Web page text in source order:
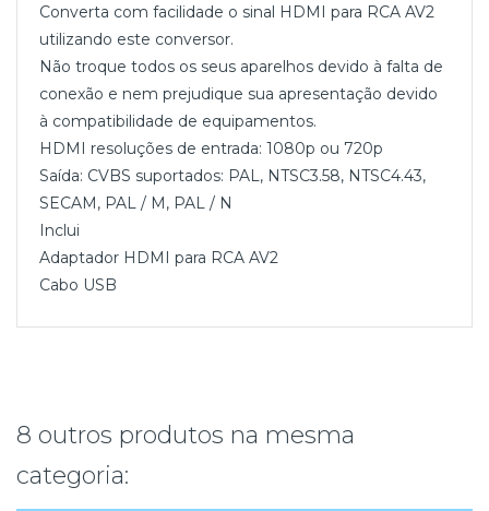
Converta com facilidade o sinal HDMI para RCA AV2
utilizando este conversor.
Não troque todos os seus aparelhos devido à falta de
conexão e nem prejudique sua apresentação devido
à compatibilidade de equipamentos.
HDMI resoluções de entrada: 1080p ou 720p
Saída: CVBS suportados: PAL, NTSC3.58, NTSC4.43,
SECAM, PAL / M, PAL / N
Inclui
Adaptador HDMI para RCA AV2
Cabo USB
8 outros produtos na mesma
categoria: